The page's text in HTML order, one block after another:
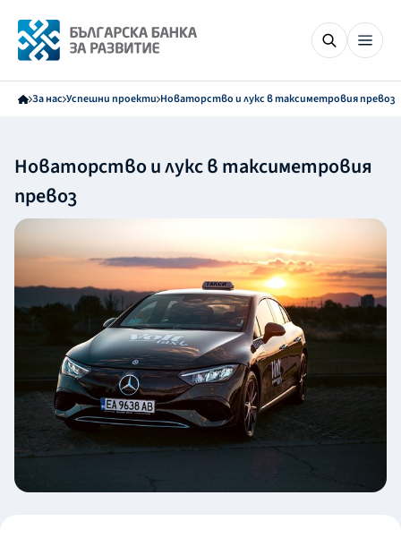
За нас Успешни проекти Новаторство и лукс в таксиметровия превоз
Новаторство и лукс в таксиметровия
превоз